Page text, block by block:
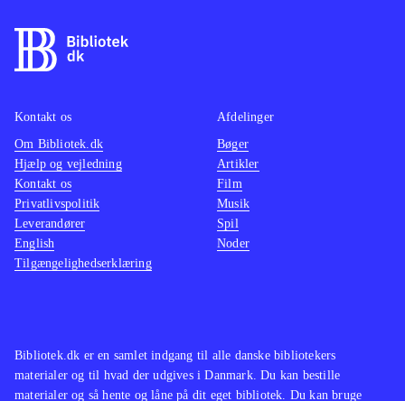
Bibliotek.dk er en samlet indgang til alle danske bibliotekers
materialer og til hvad der udgives i Danmark. Du kan bestille
materialer og så hente og låne på dit eget bibliotek. Du kan bruge
Kontakt os
Om Bibliotek.dk
Hjælp og vejledning
Kontakt os
Privatlivspolitik
Leverandører
English
Tilgængelighedserklæring
Afdelinger
Bøger
Artikler
Film
Musik
Spil
Noder